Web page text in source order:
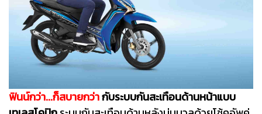
ฟินน์กว่า...ก็สบายกว่ากับระบบกันสะเทือนด้านหน้าแบบ